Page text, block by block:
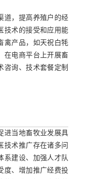
道，提高养殖户的经
技术的接受和应用能
禽产品，如天祝白牦
在电商平台上开展畜
咨询、技术套餐定制
进当地畜牧业发展具
技术推广存在诸多问
系建设、加强人才队
度、增加推广经费投